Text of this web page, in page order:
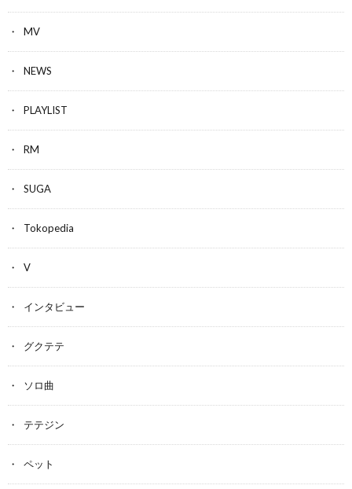
MV
NEWS
PLAYLIST
RM
SUGA
Tokopedia
V
インタビュー
グクテテ
ソロ曲
テテジン
ペット